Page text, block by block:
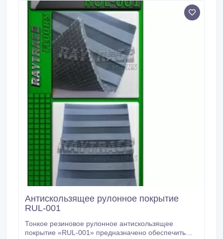
Антискользящее рулонное покрытие
RUL-001
Тонкое резиновое рулонное антискользящее
покрытие «RUL-001» предназначено обеспечить